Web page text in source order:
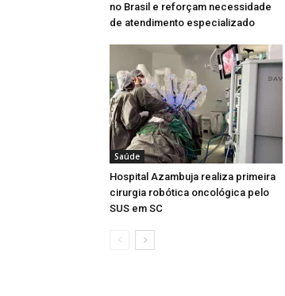
no Brasil e reforçam necessidade
de atendimento especializado
Saúde
Hospital Azambuja realiza primeira
cirurgia robótica oncológica pelo
SUS em SC